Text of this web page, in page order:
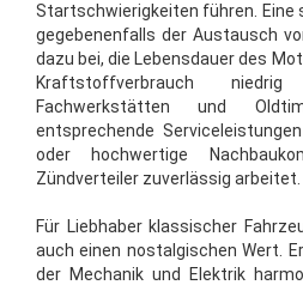
Startschwierigkeiten führen. Eine
gegebenenfalls der Austausch
dazu bei, die Lebensdauer des
Kraftstoffverbrauch
Fachwerkstätten und
entsprechende
oder hochwertige
Zündverteiler zuverlässig arbeitet.
Für Liebhaber klassischer
auch einen nostalgischen Wert.
der Mechanik und Elektrik